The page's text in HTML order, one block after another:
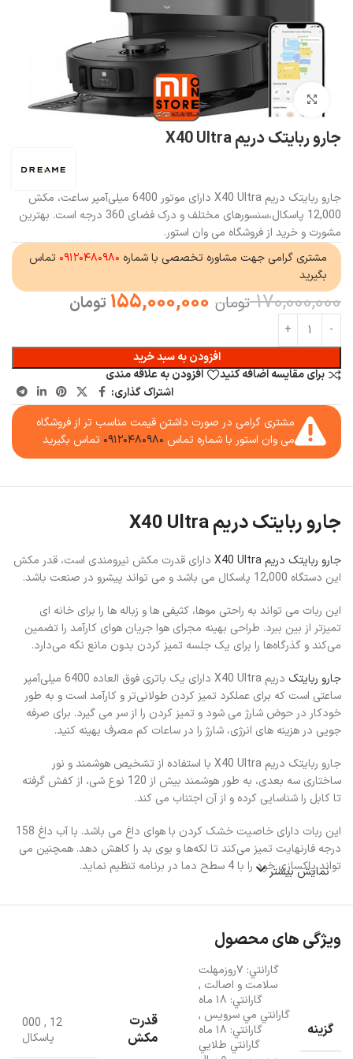
بزرگنمایی تصویر
جارو ربایتک دریم X40 Ultra
جارو ربایتک دریم X40 Ultra دارای موتور 6400 میلی‌آمپر ساعت، مکش
12,000 پاسکال،سنسورهای مختلف و درک فضای 360 درجه است. بهترین
مشورت و خرید از فروشگاه می وان استور.
مشتری گرامی جهت مشاوره تخصصی با شماره ۰۹۱۲۰۴۸۰۹۸۰ تماس
بگیرید
170,000,000 تومان 155,000,000 تومان
افزودن به سبد خرید
برای مقایسه اضافه کنید
افزودن به علاقه مندی
اشتراک گذاری:
مشتری گرامی در صورت داشتن قیمت مناسب تر از فروشگاه
می وان استور با شماره تماس ۰۹۱۲۰۴۸۰۹۸۰ تماس بگیرید
جارو ربایتک دریم X40 Ultra
جارو ربایتک دریم X40 Ultra
دارای قدرت مکش نیرومندی است، قدر مکش
این دستگاه 12,000 پاسکال می باشد و می تواند پیشرو در صنعت باشد.
این ربات می تواند به راحتی موها، کثیفی ها و زباله ها را برای خانه ای
تمیزتر از بین ببرد. طراحی بهینه مجرای هوا جریان هوای کارآمد را تضمین
می‌کند و گذرگاه‌ها را برای یک جلسه تمیز کردن بدون مانع نگه می‌دارد.
جارو ربایتک
دریم X40 Ultra دارای یک باتری فوق‌ العاده 6400 میلی‌آمپر
ساعتی است که برای عملکرد تمیز کردن طولانی‌تر و کارآمد است و به طور
خودکار در حوض شارژ می شود و تمیز کردن را از سر می گیرد. برای صرفه
جویی در هزینه های انرژی، شارژ را در ساعات کم مصرف بهینه کنید.
جارو ربایتک دریم X40 Ultra با استفاده از تشخیص هوشمند و نور
ساختاری سه بعدی، به طور هوشمند بیش از 120 نوع شی، از کفش گرفته
تا کابل را شناسایی کرده و از آن اجتناب می کند.
این ربات دارای خاصیت خشک کردن با هوای داغ می باشد. با آب داغ 158
درجه فارنهایت تمیز می‌کند تا لکه‌ها و بوی بد را کاهش دهد. همچنین می
تواند پاکسازی خود را با 4 سطح دما در برنامه تنظیم نماید.
نمایش بیشتر
ویژگی های محصول
گزینه
گارانتي: ٧روزمهلت
سلامت و اصالت ,
گارانتي: ١٨ ماه
گارانتي مي سرويس ,
گارانتي: ١٨ ماه
گارانتي طلايي
قدرت
مکش
12
,
000
پاسکال